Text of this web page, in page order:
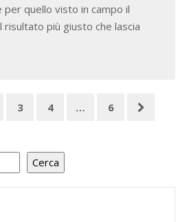
per quello visto in campo il
più giusto che lascia
3 4 … 6
Cerca